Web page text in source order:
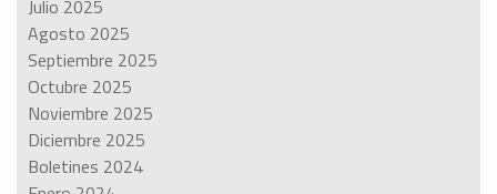
Julio 2025
Agosto 2025
Septiembre 2025
Octubre 2025
Noviembre 2025
Diciembre 2025
Boletines 2024